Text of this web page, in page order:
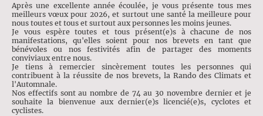
Après une excellente année écoulée, je vous présente tous mes
meilleurs vœux pour 2026, et surtout une santé la meilleure pour
nous toutes et tous et surtout aux personnes les moins jeunes.
Je vous espère toutes et tous présent(e)s à chacune de nos
manifestations, qu'elles soient pour nos brevets en tant que
bénévoles ou nos festivités afin de partager des moments
conviviaux entre nous.
Je tiens à remercier sincèrement toutes les personnes qui
contribuent à la réussite de nos brevets, la Rando des Climats et
l'Automnale.
Nos effectifs sont au nombre de 74 au 30 novembre dernier et je
souhaite la bienvenue aux dernier(e)s licencié(e)s, cyclotes et
cyclistes.